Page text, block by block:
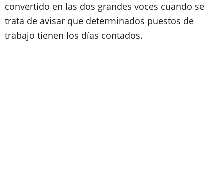
convertido en las dos grandes voces cuando se
trata de avisar que determinados puestos de
trabajo tienen los días contados.